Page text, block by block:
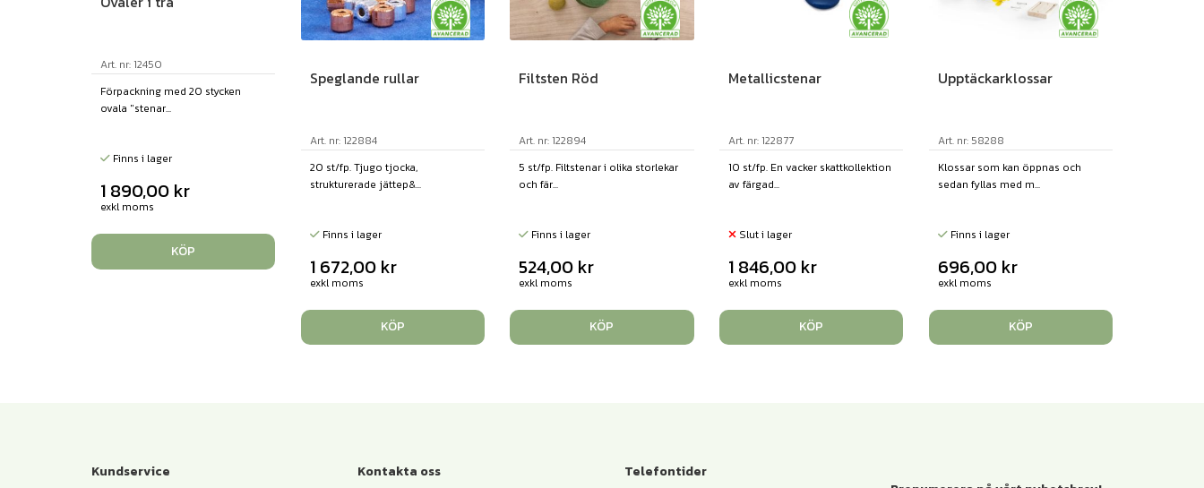
Art. nr: 12450
Förpackning med 20 stycken
ovala "stenar...
Finns i lager
1 890,00 kr
exkl moms
KÖP
Speglande rullar
Art. nr: 122884
20 st/fp. Tjugo tjocka,
strukturerade jättep&...
Finns i lager
1 672,00 kr
exkl moms
KÖP
Filtsten Röd
Art. nr: 122894
5 st/fp. Filtstenar i olika storlekar
och fär...
Finns i lager
524,00 kr
exkl moms
KÖP
Metallicstenar
Art. nr: 122877
10 st/fp. En vacker skattkollektion
av färgad...
Slut i lager
1 846,00 kr
exkl moms
KÖP
Upptäckarklossar
Art. nr: 58288
Klossar som kan öppnas och
sedan fyllas med m...
Finns i lager
696,00 kr
exkl moms
KÖP
Kundservice Kontakta oss
Telefontider